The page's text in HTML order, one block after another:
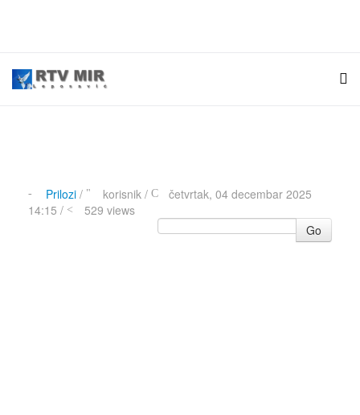
Prilozi/ korisnik /
četvrtak, 04 decembar 2025
14:15 /
529 views
Go